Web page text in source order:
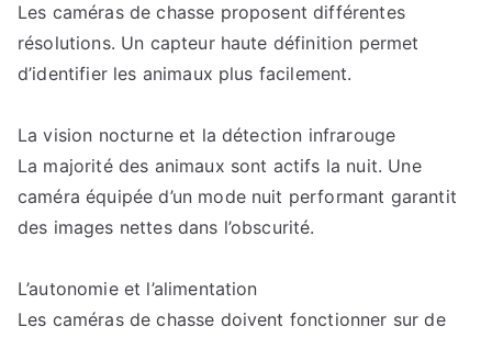
Les caméras de chasse proposent différentes
résolutions. Un capteur haute définition permet
d’identifier les animaux plus facilement.
La vision nocturne et la détection infrarouge
La majorité des animaux sont actifs la nuit. Une
caméra équipée d’un mode nuit performant garantit
des images nettes dans l’obscurité.
L’autonomie et l’alimentation
Les caméras de chasse doivent fonctionner sur de